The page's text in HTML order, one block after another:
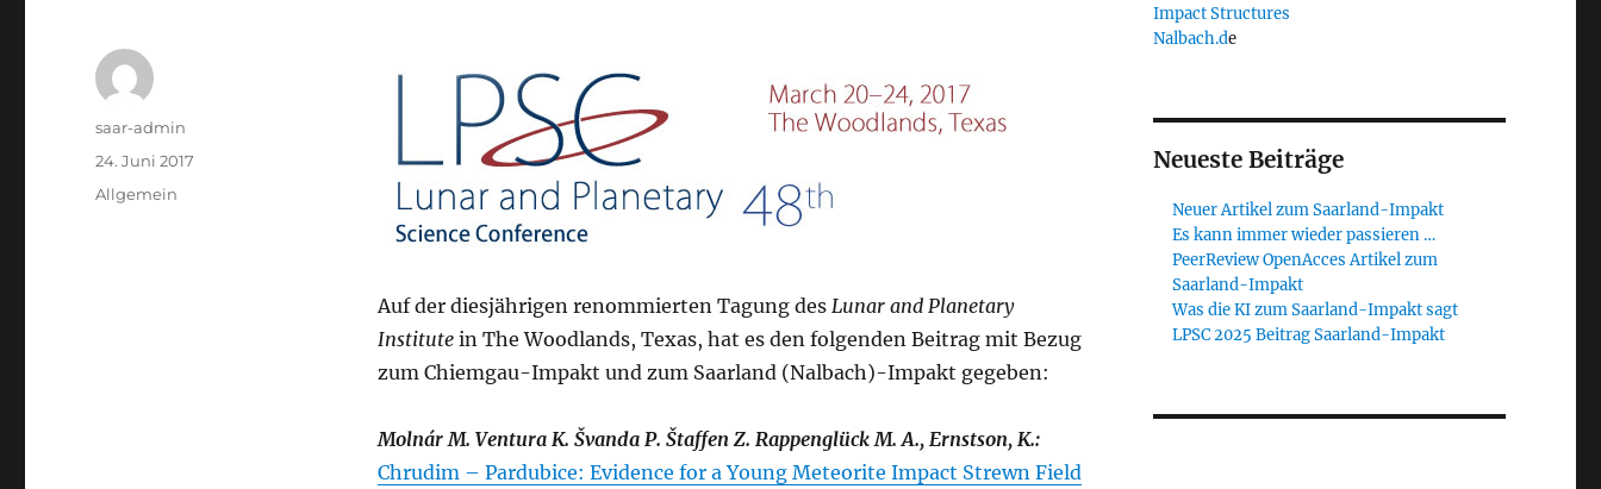
Auf der diesjährigen renommierten Tagung des Lunar and Planetary
Institutein The Woodlands, Texas, hat es den folgenden Beitrag mit Bezug
zum Chiemgau-Impakt und zum Saarland (Nalbach)-Impakt gegeben:
Molnár M. Ventura K. Švanda P. Štaffen Z. Rappenglück M. A., Ernstson, K.:
Chrudim – Pardubice: Evidence for a Young Meteorite Impact Strewn Field
Autor
saar-admin
Veröffentlicht
am
24. Juni 2017
Kategorien
Allgemein
Impact Structures
Nalbach.de
Neueste Beiträge
Neuer Artikel zum Saarland-Impakt
Es kann immer wieder passieren …
PeerReview OpenAcces Artikel zum
Saarland-Impakt
Was die KI zum Saarland-Impakt sagt
LPSC 2025 Beitrag Saarland-Impakt